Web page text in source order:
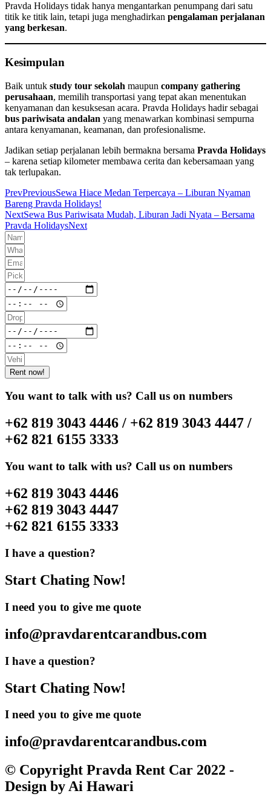
Pravda Holidays tidak hanya mengantarkan penumpang dari satu
titik ke titik lain, tetapi juga menghadirkan pengalaman perjalanan
yang berkesan.
Kesimpulan
Baik untuk study tour sekolah maupun company gathering
perusahaan, memilih transportasi yang tepat akan menentukan
kenyamanan dan kesuksesan acara. Pravda Holidays hadir sebagai
bus pariwisata andalan yang menawarkan kombinasi sempurna
antara kenyamanan, keamanan, dan profesionalisme.
Jadikan setiap perjalanan lebih bermakna bersama Pravda Holidays
– karena setiap kilometer membawa cerita dan kebersamaan yang
tak terlupakan.
PrevPreviousSewa Hiace Medan Terpercaya – Liburan Nyaman
Bareng Pravda Holidays!
NextSewa Bus Pariwisata Mudah, Liburan Jadi Nyata – Bersama
Pravda HolidaysNext
Rent now!
You want to talk with us? Call us on numbers
+62 819 3043 4446 / +62 819 3043 4447 /
+62 821 6155 3333
You want to talk with us? Call us on numbers
+62 819 3043 4446
+62 819 3043 4447
+62 821 6155 3333
I have a question?
Start Chating Now!
I need you to give me quote
info@pravdarentcarandbus.com
I have a question?
Start Chating Now!
I need you to give me quote
info@pravdarentcarandbus.com
© Copyright Pravda Rent Car 2022 -
Design by Ai Hawari